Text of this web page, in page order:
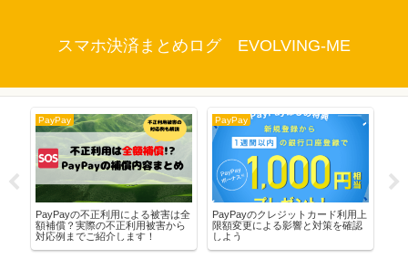
スマホ決済まとめログ EVOLVING-ME
PayPay
PayPayの不正利用による被害は全
額補償？実際の不正利用被害から
対応例までご紹介します！
PayPay
PayPayのクレジットカード利用上
限額変更による影響と対策を確認
しよう